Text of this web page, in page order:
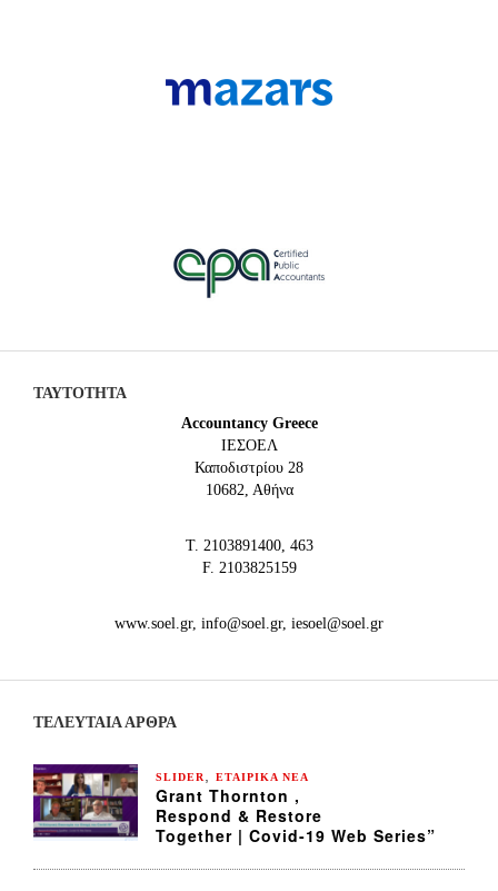
ΤΑΥΤΟΤΗΤΑ
Accountancy Greece
IEΣΟΕΛ
Καποδιστρίου 28
10682, Αθήνα
Τ. 2103891400, 463
F. 2103825159
www.soel.gr, info@soel.gr, iesoel@soel.gr
ΤΕΛΕΥΤΑΙΑ ΆΡΘΡΑ
SLIDER ΕΤΑΙΡΙΚΑ ΝΕΑ
Grant Thornton ,
Respond & Restore
Together | Covid-19 Web Series”